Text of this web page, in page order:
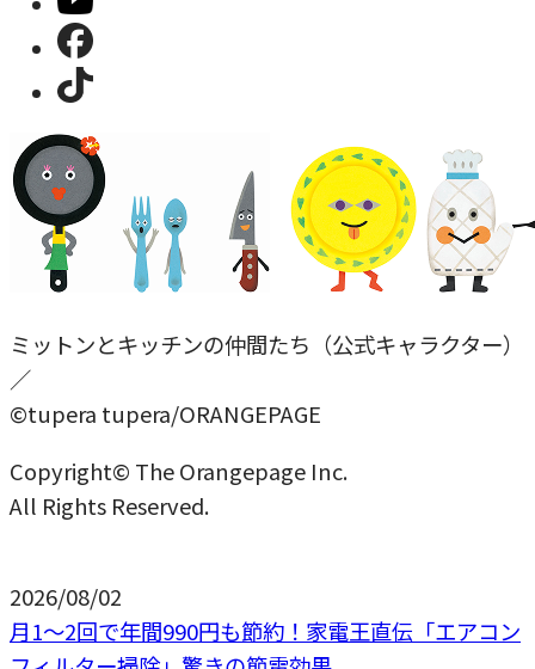
ミットンとキッチンの仲間たち（公式キャラクター）
／
©tupera tupera/ORANGEPAGE
Copyright© The Orangepage Inc.
All Rights Reserved.
2026/08/02
月1〜2回で年間990円も節約！家電王直伝「エアコン